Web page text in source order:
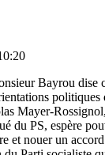
Bayrou dise
Mayer-
du PS, espère
et nouer un